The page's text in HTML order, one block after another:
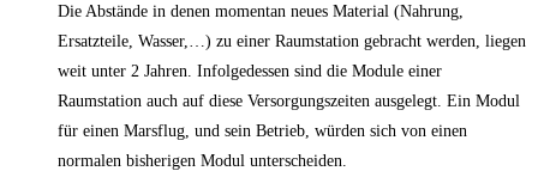
Die Abstände in denen momentan neues Material (Nahrung,
Ersatzteile, Wasser,…) zu einer Raumstation gebracht werden, liegen
weit unter 2 Jahren. Infolgedessen sind die Module einer
Raumstation auch auf diese Versorgungszeiten ausgelegt. Ein Modul
für einen Marsflug, und sein Betrieb, würden sich von einen
normalen bisherigen Modul unterscheiden.